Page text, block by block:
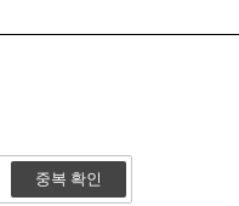
중복 확인